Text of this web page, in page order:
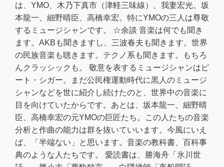
は、YMO、木乃下真市（津軽三味線）、我妻宏光。坂
本龍一、細野晴臣、高橋幸宏。特にYMOの三人は尊敬
するミュージシャンです。 ☆余談 音楽は何でも聞き
ます。AKBも聞きますし、三波春夫も聞きます。世界
の民族音楽も聴きます。テクノ系も聞きます。もちろ
んクラッシックも。 敬意を表するミュージシャンはピ
ート・シガー。まだ公民権運動時代に黒人のミュージ
シャンなどを世に紹介し続けたのと、世界中の音楽に
目を向けていたからです。あとは、坂本龍一、細野晴
臣、高橋幸宏の元YMOの巨匠たち。この人たちの音楽
分析と作曲の能力は群を抜いていいます。今風にいえ
ば、「半端ない」と思います。音楽の教科書、百科事
典のような人たちです。 愛読書は、勝海舟「氷川世